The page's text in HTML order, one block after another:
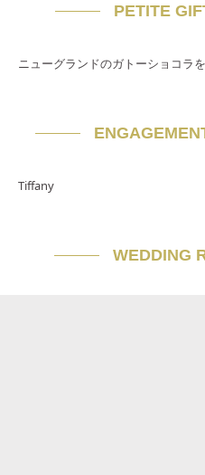
PETITE
ニューグランドのガトーショコラを
Tiffany
WEDDING